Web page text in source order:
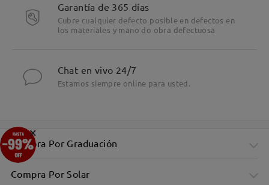
Garantía de 365 días
Cubre cualquier defecto posible en defectos en
los materiales y mano do obra defectuosa
Chat en vivo 24/7
Estamos siempre online para usted.
Compra Por Graduación
Compra Por Solar
×